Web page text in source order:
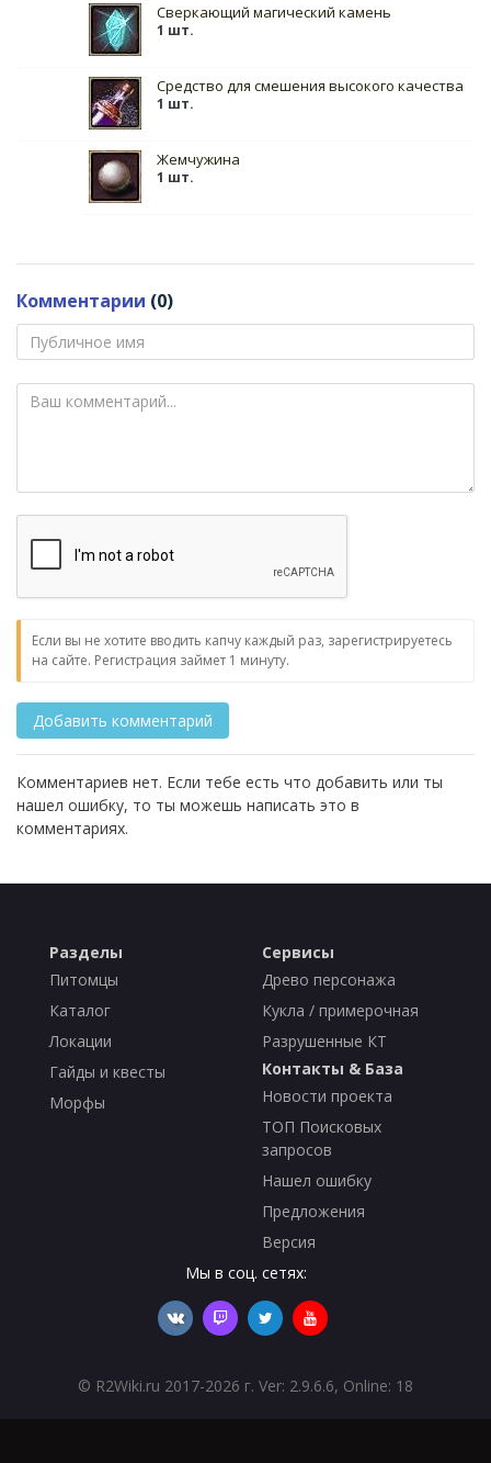
Сверкающий магический камень
1 шт.
Средство для смешения высокого качества
1 шт.
Жемчужина
1 шт.
Комментарии (0)
Если вы не хотите вводить капчу каждый раз, зарегистрируетесь
на сайте. Регистрация займет 1 минуту.
Комментариев нет. Если тебе есть что добавить или ты
нашел ошибку, то ты можешь написать это в
комментариях.
Разделы
Питомцы
Каталог
Локации
Гайды и квесты
Морфы
Сервисы
Древо персонажа
Кукла / примерочная
Разрушенные КТ
Контакты & База
Новости проекта
ТОП Поисковых
запросов
Нашел ошибку
Предложения
Версия
Мы в соц. сетях:
© R2Wiki.ru 2017-2026 г. Ver: 2.9.6.6, Online: 18